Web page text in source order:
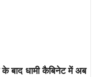
बाद धामी कैबिनेट में अब